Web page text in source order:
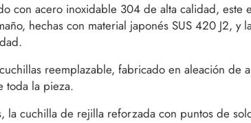
con acero inoxidable 304 de alta calidad, este
hechas con material japonés SUS 420 J2,
reemplazable, fabricado en aleación de
toda la pieza.
la cuchilla de rejilla reforzada con puntos de